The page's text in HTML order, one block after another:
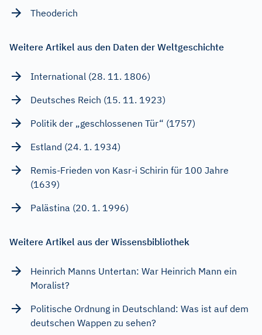
Theoderich
Weitere Artikel aus den Daten der Weltgeschichte
International (28. 11. 1806)
Deutsches Reich (15. 11. 1923)
Politik der „geschlossenen Tür“ (1757)
Estland (24. 1. 1934)
Remis-Frieden von Kasr-i Schirin für 100 Jahre
(1639)
Palästina (20. 1. 1996)
Weitere Artikel aus der Wissensbibliothek
Heinrich Manns Untertan: War Heinrich Mann ein
Moralist?
Politische Ordnung in Deutschland: Was ist auf dem
deutschen Wappen zu sehen?